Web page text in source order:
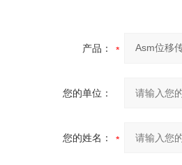
产品：
您的单位：
您的姓名：